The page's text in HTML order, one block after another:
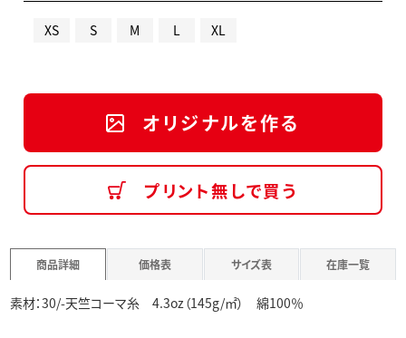
XS S M L XL
オリジナルを作る
プリント無しで買う
商品詳細 価格表 サイズ表 在庫一覧
素材：30/-天竺コーマ糸 4.3oz（145g/㎡） 綿100％